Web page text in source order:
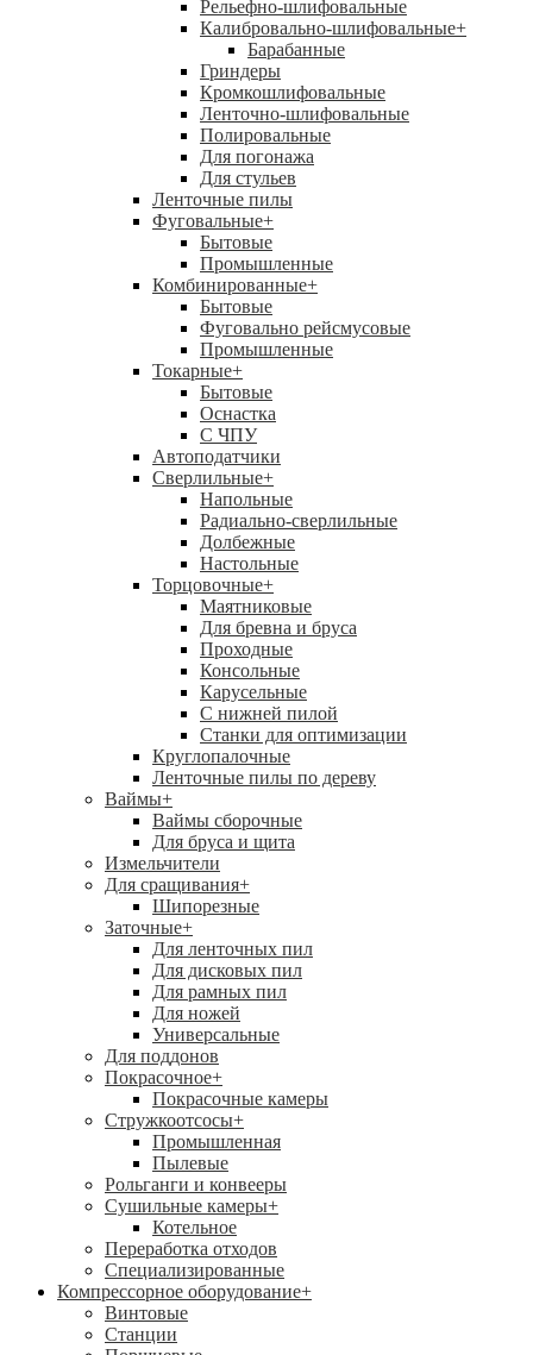
Рельефно-шлифовальные
Калибровально-шлифовальные+
Барабанные
Гриндеры
Кромкошлифовальные
Ленточно-шлифовальные
Полировальные
Для погонажа
Для стульев
Ленточные пилы
Фуговальные+
Бытовые
Промышленные
Комбинированные+
Бытовые
Фуговально рейсмусовые
Промышленные
Токарные+
Бытовые
Оснастка
С ЧПУ
Автоподатчики
Сверлильные+
Напольные
Радиально-сверлильные
Долбежные
Настольные
Торцовочные+
Маятниковые
Для бревна и бруса
Проходные
Консольные
Карусельные
С нижней пилой
Станки для оптимизации
Круглопалочные
Ленточные пилы по дереву
Ваймы+
Ваймы сборочные
Для бруса и щита
Измельчители
Для сращивания+
Шипорезные
Заточные+
Для ленточных пил
Для дисковых пил
Для рамных пил
Для ножей
Универсальные
Для поддонов
Покрасочное+
Покрасочные камеры
Стружкоотсосы+
Промышленная
Пылевые
Рольганги и конвееры
Сушильные камеры+
Котельное
Переработка отходов
Специализированные
Компрессорное оборудование+
Винтовые
Станции